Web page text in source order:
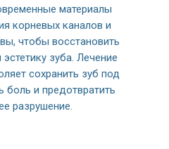
материалы
корневых каналов и
чтобы восстановить
зуба. Лечение
сохранить зуб под
боль и предотвратить
разрушение.